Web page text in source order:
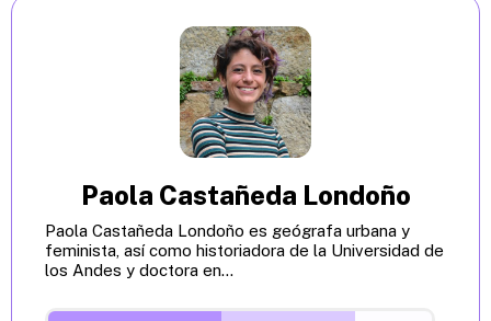
Paola Castañeda Londoño
Paola Castañeda Londoño es geógrafa urbana y
feminista, así como historiadora de la Universidad de
los Andes y doctora en...